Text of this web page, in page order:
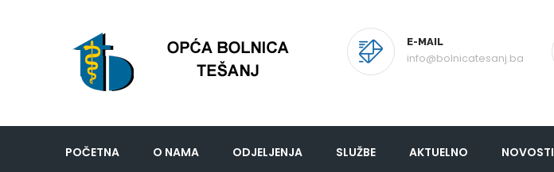
E-MAIL
info@bolnicatesanj.ba
POČETNA O NAMA ODJELJENJA SLUŽBE AKTUELNO NOVOSTI